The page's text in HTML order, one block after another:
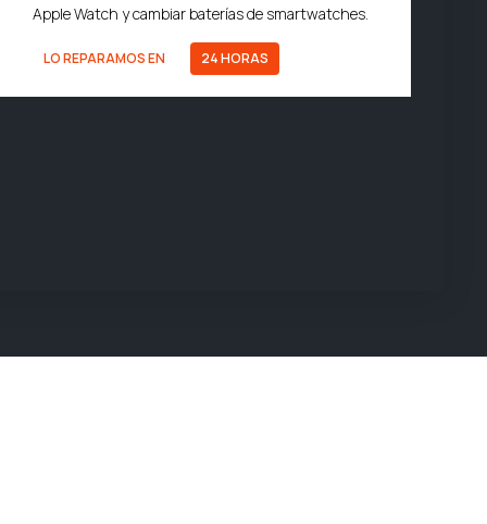
Apple Watch y cambiar baterías de smartwatches.
LO REPARAMOS EN 24 HORAS